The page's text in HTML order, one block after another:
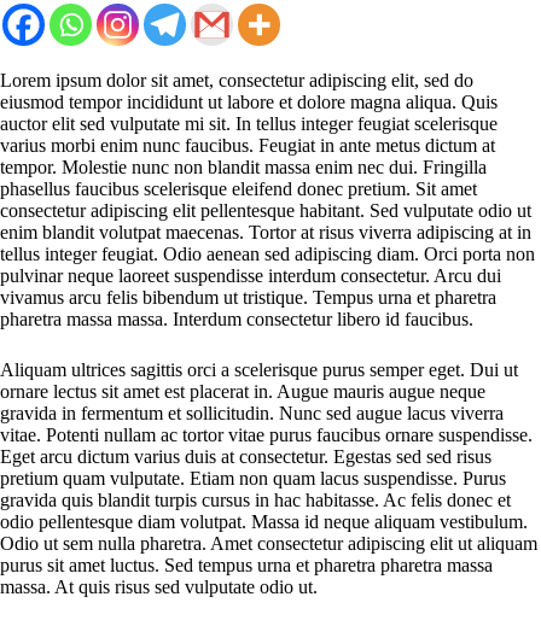
Lorem ipsum dolor sit amet, consectetur adipiscing elit, sed do
eiusmod tempor incididunt ut labore et dolore magna aliqua. Quis
auctor elit sed vulputate mi sit. In tellus integer feugiat scelerisque
varius morbi enim nunc faucibus. Feugiat in ante metus dictum at
tempor. Molestie nunc non blandit massa enim nec dui. Fringilla
phasellus faucibus scelerisque eleifend donec pretium. Sit amet
consectetur adipiscing elit pellentesque habitant. Sed vulputate odio ut
enim blandit volutpat maecenas. Tortor at risus viverra adipiscing at in
tellus integer feugiat. Odio aenean sed adipiscing diam. Orci porta non
pulvinar neque laoreet suspendisse interdum consectetur. Arcu dui
vivamus arcu felis bibendum ut tristique. Tempus urna et pharetra
pharetra massa massa. Interdum consectetur libero id faucibus.
Aliquam ultrices sagittis orci a scelerisque purus semper eget. Dui ut
ornare lectus sit amet est placerat in. Augue mauris augue neque
gravida in fermentum et sollicitudin. Nunc sed augue lacus viverra
vitae. Potenti nullam ac tortor vitae purus faucibus ornare suspendisse.
Eget arcu dictum varius duis at consectetur. Egestas sed sed risus
pretium quam vulputate. Etiam non quam lacus suspendisse. Purus
gravida quis blandit turpis cursus in hac habitasse. Ac felis donec et
odio pellentesque diam volutpat. Massa id neque aliquam vestibulum.
Odio ut sem nulla pharetra. Amet consectetur adipiscing elit ut aliquam
purus sit amet luctus. Sed tempus urna et pharetra pharetra massa
massa. At quis risus sed vulputate odio ut.